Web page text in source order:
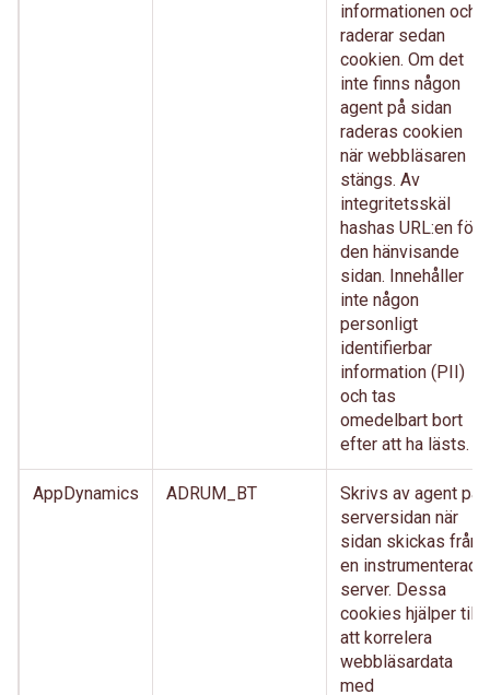
informationen och
raderar sedan
cookien. Om det
inte finns någon
agent på sidan
raderas cookien
när webbläsaren
stängs. Av
integritetsskäl
hashas URL:en för
den hänvisande
sidan. Innehåller
inte någon
personligt
identifierbar
information (PII)
och tas
omedelbart bort
efter att ha lästs.
AppDynamics ADRUM_BT
Skrivs av agent på
serversidan när
sidan skickas från
en instrumenterad
server. Dessa
cookies hjälper till
att korrelera
webbläsardata
med